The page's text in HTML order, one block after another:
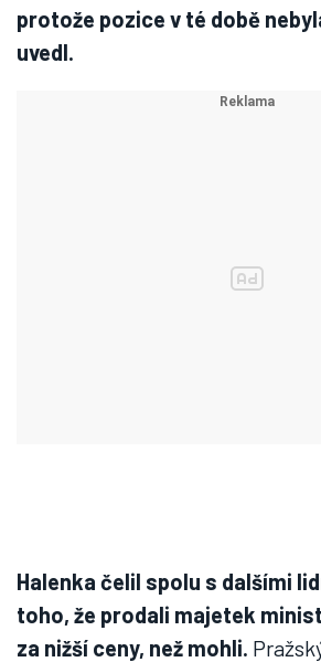
protože pozice v té době
uvedl.
Halenka čelil spolu s dalšími
toho, že prodali majetek
za nižší ceny, než mohli.